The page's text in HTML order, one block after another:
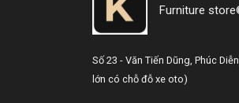
Furniture
Số 23 - Văn Tiến Dũng, Phúc
lớn có chỗ đỗ xe oto)